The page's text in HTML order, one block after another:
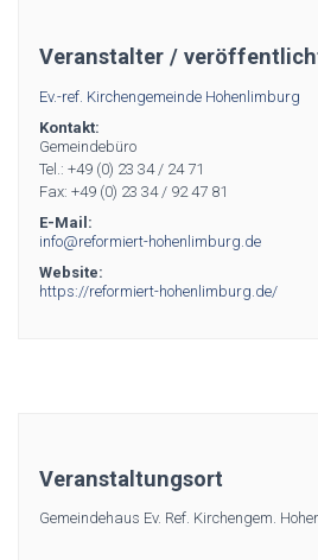
Veranstalter /
Ev.-ref. Kirchengemeinde Hohenlimburg
Kontakt:
Gemeindebüro
Tel.: +49 (0) 23 34 / 24 71
Fax: +49 (0) 23 34 / 92 47 81
E-Mail:
info@reformiert-hohenlimburg.de
Website:
https://reformiert-hohenlimburg.de/
Veranstaltungsort
Gemeindehaus Ev. Ref. Kirchengem.